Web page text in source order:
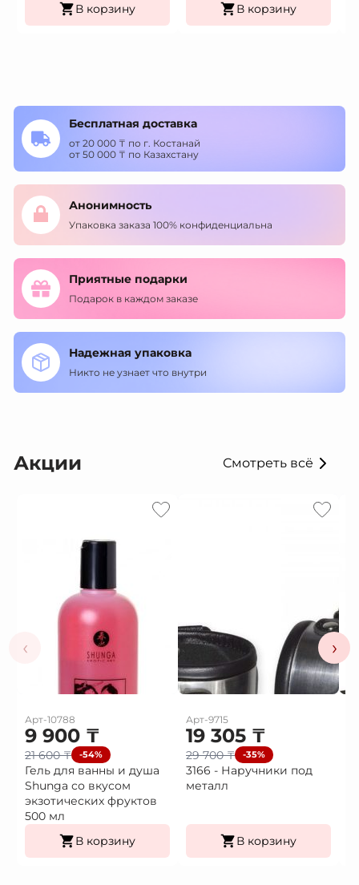
В корзину В корзину
Бесплатная доставка
от 20 000 ₸ по г. Костанай
от 50 000 ₸ по Казахстану
Анонимность
Упаковка заказа 100% конфиденциальна
Приятные подарки
Подарок в каждом заказе
Надежная упаковка
Никто не узнает что внутри
Акции Смотреть всё
‹
Арт-10788
9 900 ₸
21 600₸ -54%
Гель для ванны и душа
Shunga со вкусом
экзотических фруктов
500 мл
В корзину
Арт-9715
19 305 ₸
29 700₸ -35%
3166 - Наручники под
металл
В корзину
›